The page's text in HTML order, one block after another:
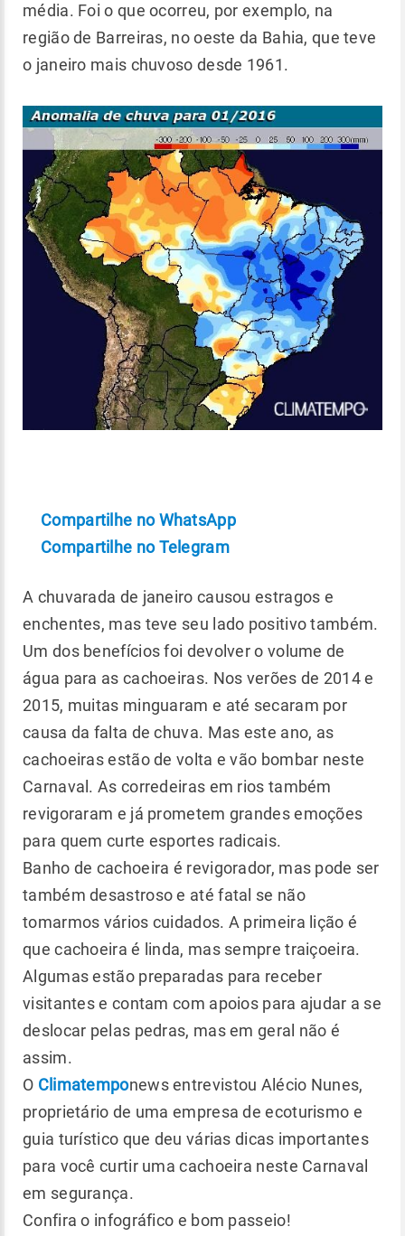
média. Foi o que ocorreu, por exemplo, na
região de Barreiras, no oeste da Bahia, que teve
o janeiro mais chuvoso desde 1961.
Compartilhe no WhatsApp
Compartilhe no Telegram
A chuvarada de janeiro causou estragos e
enchentes, mas teve seu lado positivo também.
Um dos benefícios foi devolver o volume de
água para as cachoeiras. Nos verões de 2014 e
2015, muitas minguaram e até secaram por
causa da falta de chuva. Mas este ano, as
cachoeiras estão de volta e vão bombar neste
Carnaval. As corredeiras em rios também
revigoraram e já prometem grandes emoções
para quem curte esportes radicais.
Banho de cachoeira é revigorador, mas pode ser
também desastroso e até fatal se não
tomarmos vários cuidados. A primeira lição é
que cachoeira é linda, mas sempre traiçoeira.
Algumas estão preparadas para receber
visitantes e contam com apoios para ajudar a se
deslocar pelas pedras, mas em geral não é
assim.
O Climatemponews entrevistou Alécio Nunes,
proprietário de uma empresa de ecoturismo e
guia turístico que deu várias dicas importantes
para você curtir uma cachoeira neste Carnaval
em segurança.
Confira o infográfico e bom passeio!